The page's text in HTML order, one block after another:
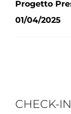
Progetto
01/04/2025
CHECK-